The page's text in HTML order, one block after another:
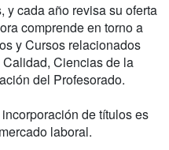
y cada año revisa su oferta
comprende en torno a
y Cursos relacionados
Ciencias de la
del Profesorado.
de títulos es
laboral.